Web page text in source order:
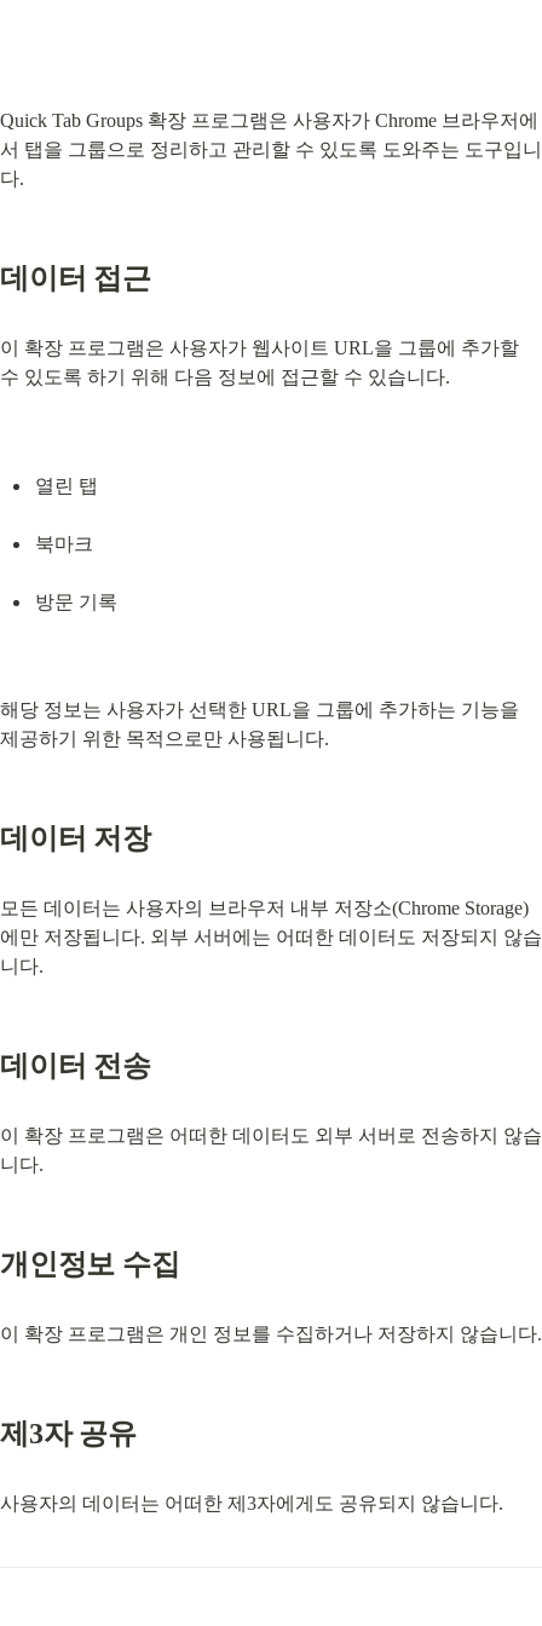
Quick Tab Groups 확장 프로그램은 사용자가 Chrome 브라우저에
서 탭을 그룹으로 정리하고 관리할 수 있도록 도와주는 도구입니
다.
데이터 접근
이 확장 프로그램은 사용자가 웹사이트 URL을 그룹에 추가할
수 있도록 하기 위해 다음 정보에 접근할 수 있습니다.
열린 탭
북마크
방문 기록
해당 정보는 사용자가 선택한 URL을 그룹에 추가하는 기능을
제공하기 위한 목적으로만 사용됩니다.
데이터 저장
모든 데이터는 사용자의 브라우저 내부 저장소(Chrome Storage)
에만 저장됩니다. 외부 서버에는 어떠한 데이터도 저장되지 않습
니다.
데이터 전송
이 확장 프로그램은 어떠한 데이터도 외부 서버로 전송하지 않습
니다.
개인정보 수집
이 확장 프로그램은 개인 정보를 수집하거나 저장하지 않습니다.
제3자 공유
사용자의 데이터는 어떠한 제3자에게도 공유되지 않습니다.